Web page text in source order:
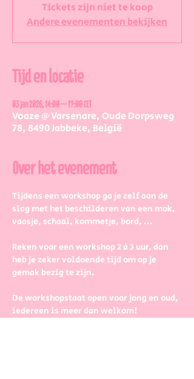
Tickets zijn niet te koop
Andere evenementen bekijken
Tijd en locatie
03 jan 2026, 14:00 – 17:00 CET
Voaze @ Varsenare, Oude Dorpsweg
78, 8490 Jabbeke, België
Over het evenement
Tijdens een workshop ga je zelf aan de
slag met het beschilderen van een mok,
vaasje, schaal, kommetje, bord, ...
Reken voor een workshop 2 à 3 uur, dan
heb je zeker voldoende tijd om op je
gemak bezig te zijn.
De workshopstaat open voor jong en oud,
iedereen is meer dan welkom!